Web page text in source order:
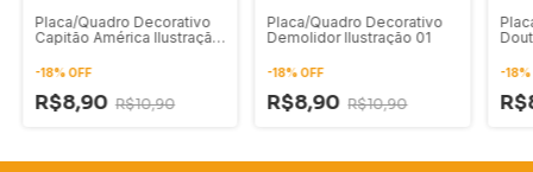
Placa/Quadro Decorativo
Capitão América Ilustração
-18%OFF
R$8,90 R$10,90
Placa/Quadro Decorativo
Demolidor Ilustração 01
-18%OFF
R$8,90 R$10,90
-18%